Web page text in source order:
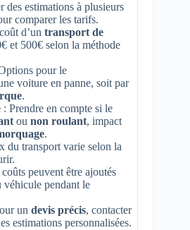
des estimations à plusieurs
comparer les tarifs.
d’un transport de
et 500€ selon la méthode
pour le
voiture en panne, soit par
.
: Prendre en compte si le
ou non roulant, impact
.
du transport varie selon la
peuvent être ajoutés
véhicule pendant le
un devis précis, contacter
estimations personnalisées.